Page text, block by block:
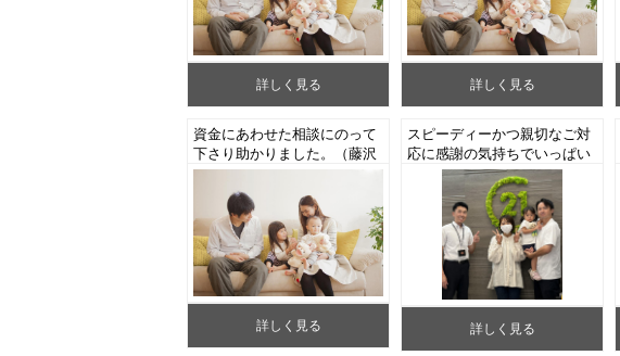
詳しく見る 詳しく見る
資金にあわせた相談にのって
下さり助かりました。（藤沢
市S様 中古マンションご成
詳しく見る
スピーディーかつ親切なご対
応に感謝の気持ちでいっぱい
です。（藤沢市S様 新築戸
建てご成約）
詳しく見る